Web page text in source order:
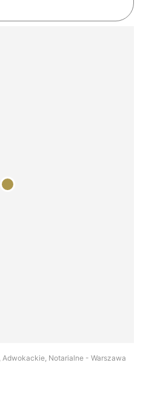
Adwokackie, Notarialne - Warszawa